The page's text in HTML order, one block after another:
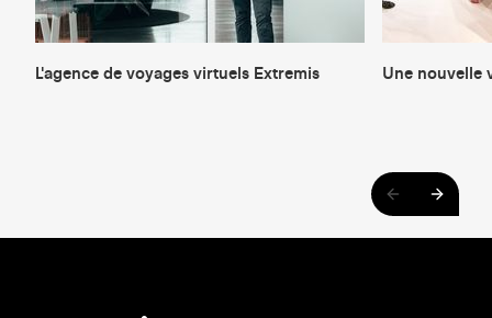
L'agence de voyages virtuels Extremis Une nouvelle